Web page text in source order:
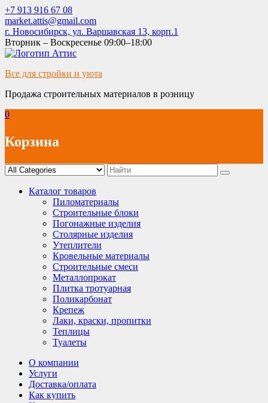
Skip
to
content
+7 913 916 67 08
market.attis@gmail.com
г. Новосибирск, ул. Варшавская 13, корп.1
Вторник – Воскресенье 09:00–18:00
Все для стройки и уюта
Продажа строительных материалов в розницу
0
Корзина
Каталог товаров
Пиломатериалы
Строительные блоки
Погонажные изделия
Столярные изделия
Утеплители
Кровельные материалы
Строительные смеси
Металлопрокат
Плитка тротуарная
Поликарбонат
Крепеж
Лаки, краски, пропитки
Теплицы
Туалеты
О компании
Услуги
Доставка/оплата
Как купить